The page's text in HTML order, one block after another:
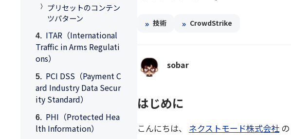
プリセットのコンテン
ツパターン
ITAR（International
Traffic in Arms Regulati
ons）
PCI DSS（Payment C
ard Industry Data Secur
ity Standard）
PHI（Protected Hea
lth Information）
» 技術 » CrowdStrike
sobar
はじめに
こんにちは、 ネクストモード株式会社